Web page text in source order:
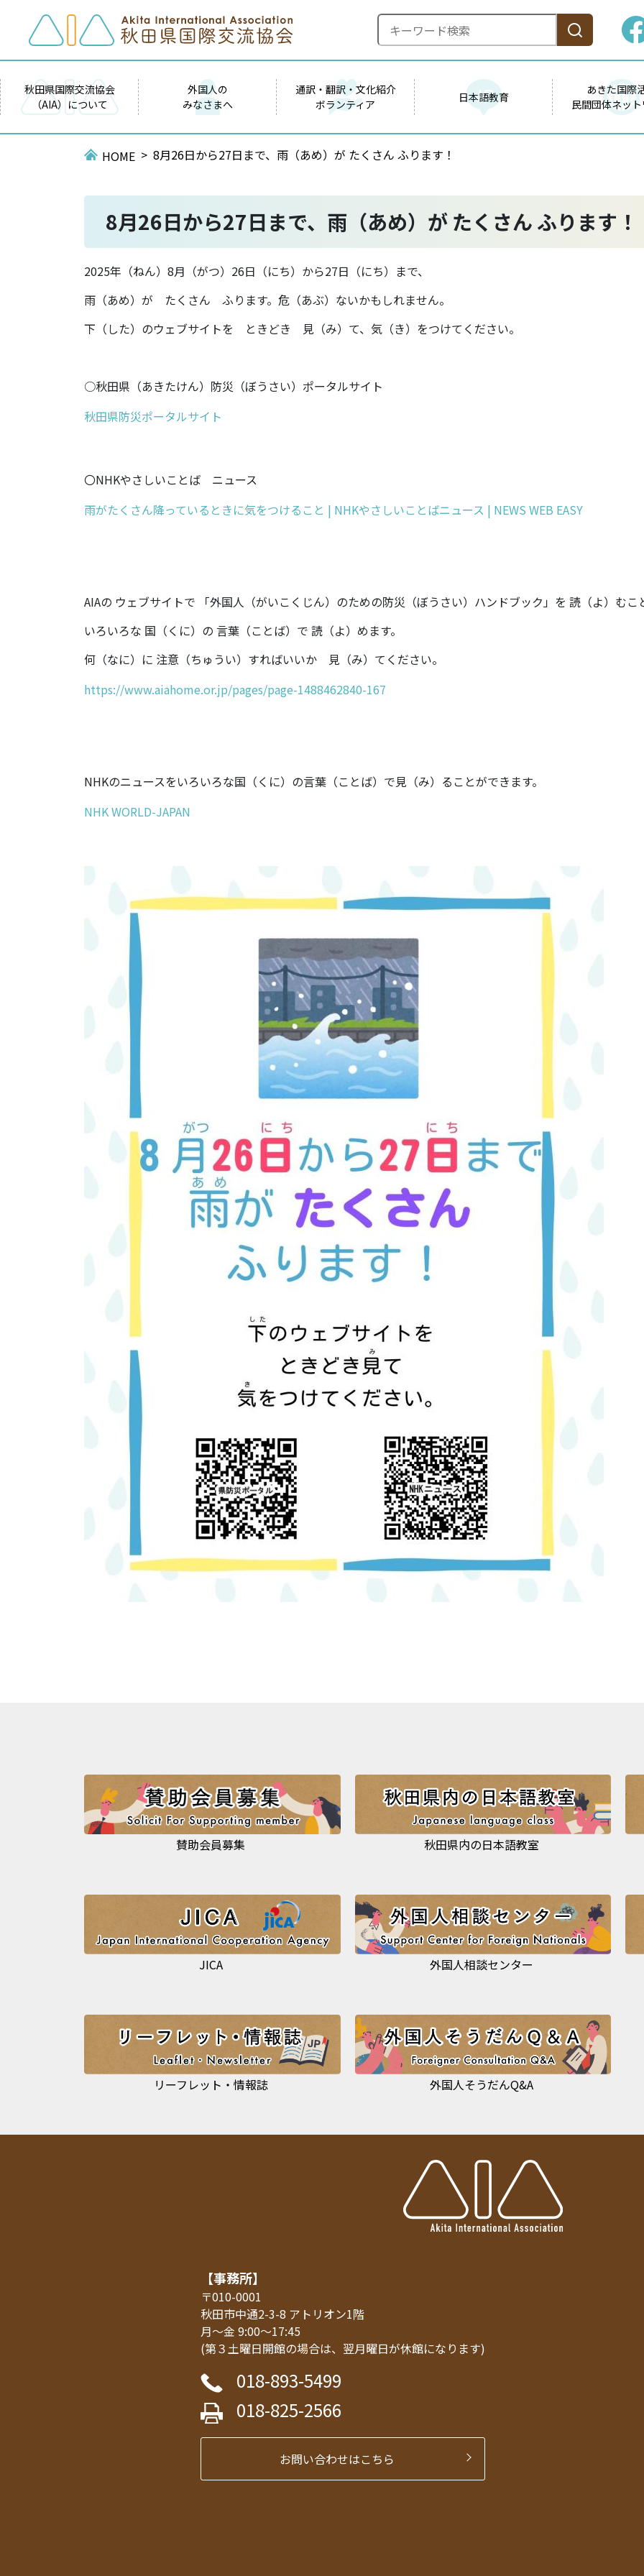
秋田県国際交流協会
（AIA）について
外国人の
みなさまへ
通訳・翻訳・文化紹介
ボランティア
日本語教育
あきた国際
民間団体ネッ
HOME 8月26日から27日まで、雨（あめ）が たくさん ふります！
8月26日から27日まで、雨（あめ）が たくさん ふります！
2025年（ねん）8月（がつ）26日（にち）から27日（にち）まで、
雨（あめ）が たくさん ふります。危（あぶ）ないかもしれません。
下（した）のウェブサイトを ときどき 見（み）て、気（き）をつけてください。
○秋田県（あきたけん）防災（ぼうさい）ポータルサイト
秋田県防災ポータルサイト
〇NHKやさしいことば ニュース
雨がたくさん降っているときに気をつけること | NHKやさしいことばニュース | NEWS WEB EASY
AIAの ウェブサイトで 「外国人（がいこくじん）のための防災（ぼうさい）ハンドブック」を 読（よ）むこ
いろいろな 国（くに）の 言葉（ことば）で 読（よ）めます。
何（なに）に 注意（ちゅうい）すればいいか 見（み）てください。
https://www.aiahome.or.jp/pages/page-1488462840-167
NHKのニュースをいろいろな国（くに）の言葉（ことば）で見（み）ることができます。
NHK WORLD-JAPAN
賛助会員募集 秋田県内の日本語教室
JICA 外国人相談センター
リーフレット・情報誌 外国人そうだんQ&A
【事務所】
〒010-0001
秋田市中通2-3-8 アトリオン1階
月～金 9:00～17:45
(第３土曜日開館の場合は、翌月曜日が休館になります)
018-893-5499
018-825-2566
お問い合わせはこちら